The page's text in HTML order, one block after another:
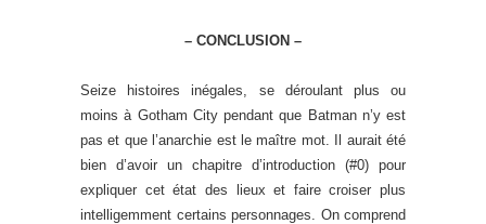
– CONCLUSION –
Seize histoires inégales, se déroulant plus ou
moins à Gotham City pendant que Batman n’y est
pas et que l’anarchie est le maître mot. Il aurait été
bien d’avoir un chapitre d’introduction (#0) pour
expliquer cet état des lieux et faire croiser plus
intelligemment certains personnages. On comprend